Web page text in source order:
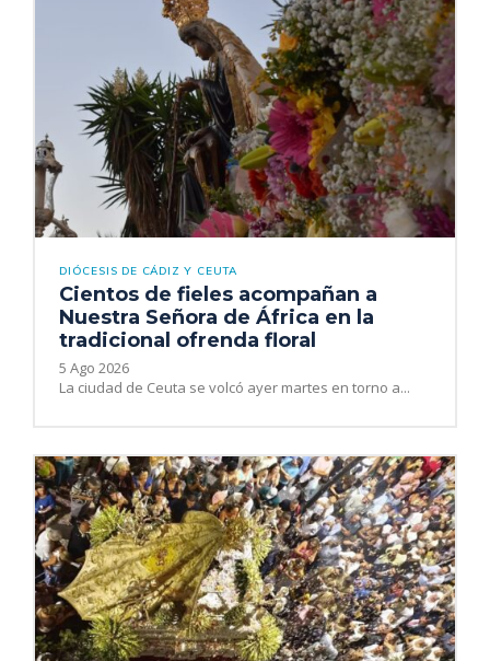
DIÓCESIS DE CÁDIZ Y CEUTA
Cientos de fieles acompañan a
Nuestra Señora de África en la
tradicional ofrenda floral
5 Ago 2026
La ciudad de Ceuta se volcó ayer martes en torno a...